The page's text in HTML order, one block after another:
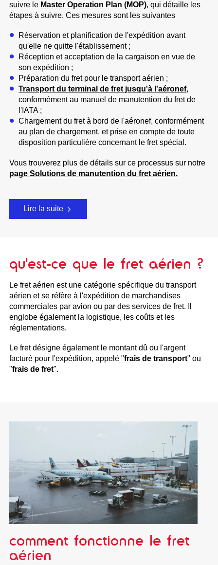
suivre le Master Operation Plan (MOP), qui détaille les
étapes à suivre. Ces mesures sont les suivantes
Réservation et planification de l'expédition avant
qu'elle ne quitte l'établissement ;
Réception et acceptation de la cargaison en vue de
son expédition ;
Préparation du fret pour le transport aérien ;
Transport du terminal de fret jusqu'à l'aéronef,
conformément au manuel de manutention du fret de
l'IATA ;
Chargement du fret à bord de l'aéronef, conformément
au plan de chargement, et prise en compte de toute
disposition particulière concernant le fret spécial.
Vous trouverez plus de détails sur ce processus sur notre
page Solutions de manutention du fret aérien.
Lire la suite
qu'est-ce que le fret aérien ?
Le fret aérien est une catégorie spécifique du transport
aérien et se réfère à l'expédition de marchandises
commerciales par avion ou par des services de fret. Il
englobe également la logistique, les coûts et les
réglementations.
Le fret désigne également le montant dû ou l'argent
facturé pour l'expédition, appelé "frais de transport" ou
"frais de fret".
comment fonctionne le fret
aérien